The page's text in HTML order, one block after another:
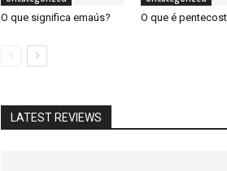
O que significa emaús? O que é
LATEST REVIEWS